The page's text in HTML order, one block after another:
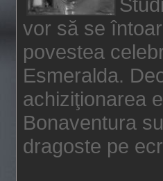
vor să se
povestea
Esmeralda.
achiziţionarea
Bonaventura
dragoste pe